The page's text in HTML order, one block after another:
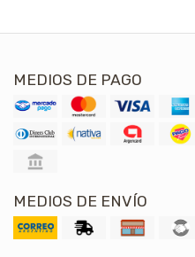
MEDIOS DE PAGO
MEDIOS DE ENVÍO